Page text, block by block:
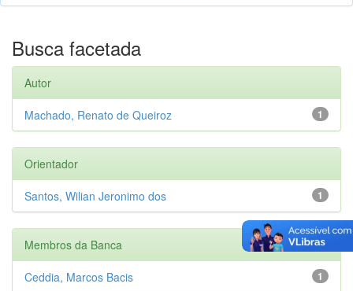
Busca facetada
Autor
1
Machado, Renato de Queiroz
Orientador
1
Santos, Wilian Jeronimo dos
Membros da Banca
1
Ceddia, Marcos Bacis